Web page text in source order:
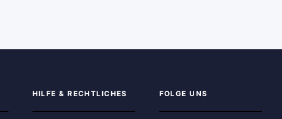
HILFE & RECHTLICHES FOLGE UNS